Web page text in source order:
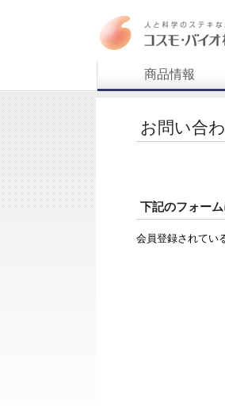
商品情報
お問い合
下記のフォー
会員登録されてい